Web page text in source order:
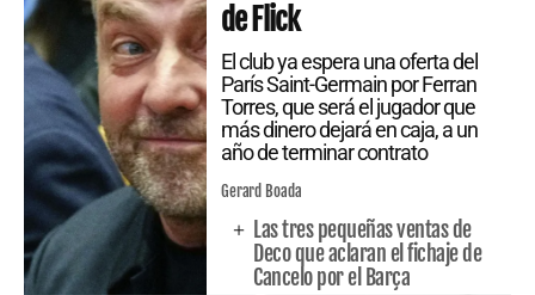
de Flick
El club ya espera una oferta del
París Saint-Germain por Ferran
Torres, que será el jugador que
más dinero dejará en caja, a un
año de terminar contrato
Gerard Boada
Las tres pequeñas ventas de
Deco que aclaran el fichaje de
Cancelo por el Barça